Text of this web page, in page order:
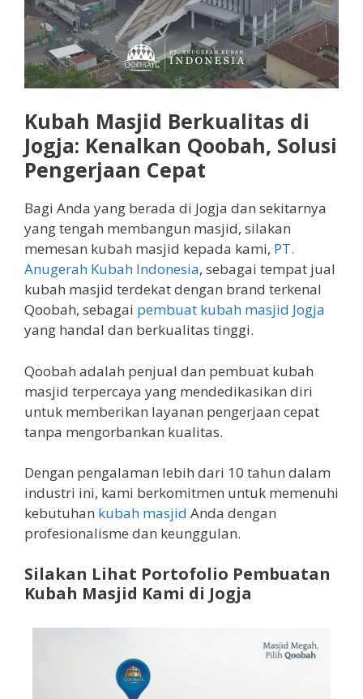
Kubah Masjid Berkualitas di
Jogja: Kenalkan Qoobah, Solusi
Pengerjaan Cepat
Bagi Anda yang berada di Jogja dan sekitarnya
yang tengah membangun masjid, silakan
memesan kubah masjid kepada kami, PT.
Anugerah Kubah Indonesia, sebagai tempat jual
kubah masjid terdekat dengan brand terkenal
Qoobah, sebagai pembuat kubah masjid Jogja
yang handal dan berkualitas tinggi.
Qoobah adalah penjual dan pembuat kubah
masjid terpercaya yang mendedikasikan diri
untuk memberikan layanan pengerjaan cepat
tanpa mengorbankan kualitas.
Dengan pengalaman lebih dari 10 tahun dalam
industri ini, kami berkomitmen untuk memenuhi
kebutuhan kubah masjid Anda dengan
profesionalisme dan keunggulan.
Silakan Lihat Portofolio Pembuatan
Kubah Masjid Kami di Jogja